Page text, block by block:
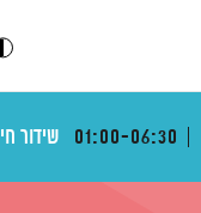
01:00-06:30 שידור חי